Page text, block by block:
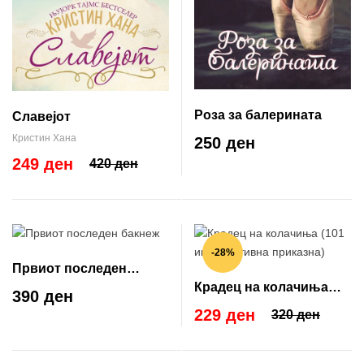
Славејот
Кристин Хана
420 ден
249 ден
Роза за балерината
250 ден
Првиот последен
бакнеж
390 ден
-28%
Крадец на колачиња
(101 инспиративна
приказна)
320 ден
229 ден